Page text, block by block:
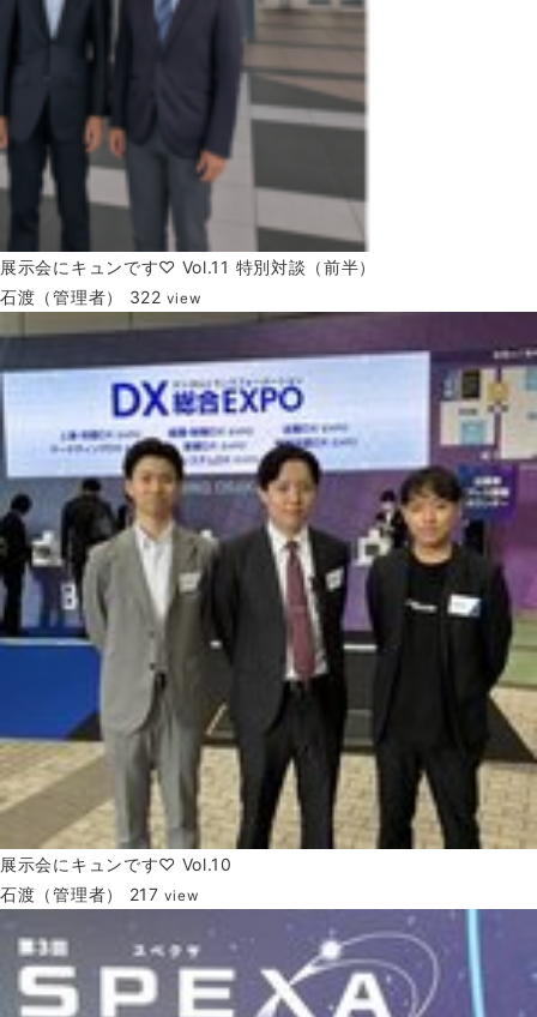
展示会にキュンです♡ Vol.11 特別対談（前半）
石渡（管理者）
322view
展示会にキュンです♡ Vol.10
石渡（管理者）
217view